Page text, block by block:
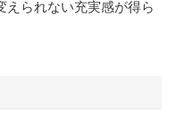
えられない充実感が得ら